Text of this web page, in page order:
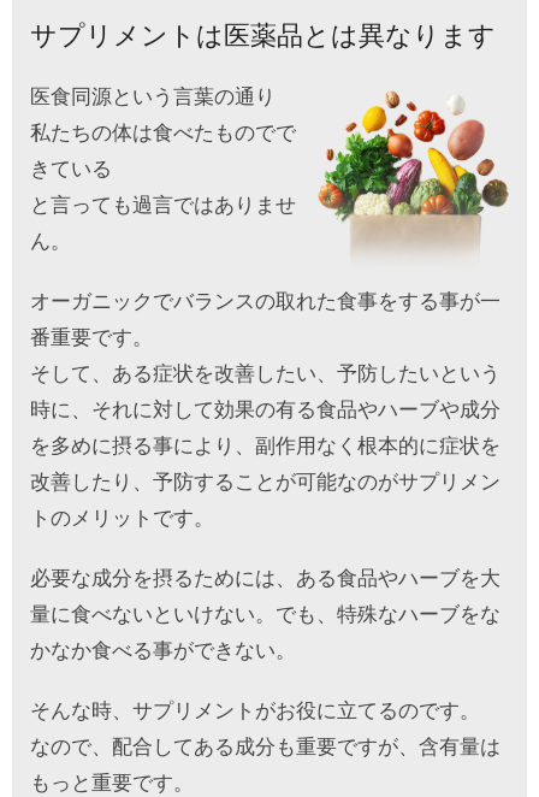
サプリメントは医薬品とは異なります
医食同源という言葉の通り
私たちの体は食べたものでで
きている
と言っても過言ではありませ
ん。
オーガニックでバランスの取れた食事をする事が一
番重要です。
そして、ある症状を改善したい、予防したいという
時に、それに対して効果の有る食品やハーブや成分
を多めに摂る事により、副作用なく根本的に症状を
改善したり、予防することが可能なのがサプリメン
トのメリットです。
必要な成分を摂るためには、ある食品やハーブを大
量に食べないといけない。でも、特殊なハーブをな
かなか食べる事ができない。
そんな時、サプリメントがお役に立てるのです。
なので、配合してある成分も重要ですが、含有量は
もっと重要です。